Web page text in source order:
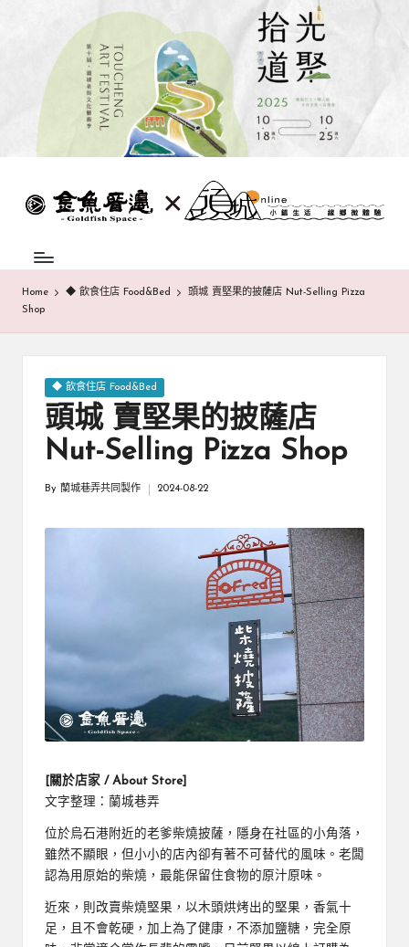
蘭
巷
弄
魚
厝
驗
城
中
介
組
Home ◆ 飲食住店 Food&Bed
頭城 賣堅果的披薩店 Nut-Selling Pizza
Shop
Posted
in
◆ 飲食住店 Food&Bed
頭城 賣堅果的披薩店
Nut-Selling Pizza Shop
By 蘭城巷弄共同製作 2024-08-22
[關於店家 / About Store]
文字整理：蘭城巷弄
位於烏石港附近的老爹柴燒披薩，隱身在社區的小角落，
雖然不顯眼，但小小的店內卻有著不可替代的風味。老闆
認為用原始的柴燒，最能保留住食物的原汁原味。
近來，則改賣柴燒堅果，以木頭烘烤出的堅果，香氣十
足，且不會乾硬，加上為了健康，不添加鹽糖，完全原